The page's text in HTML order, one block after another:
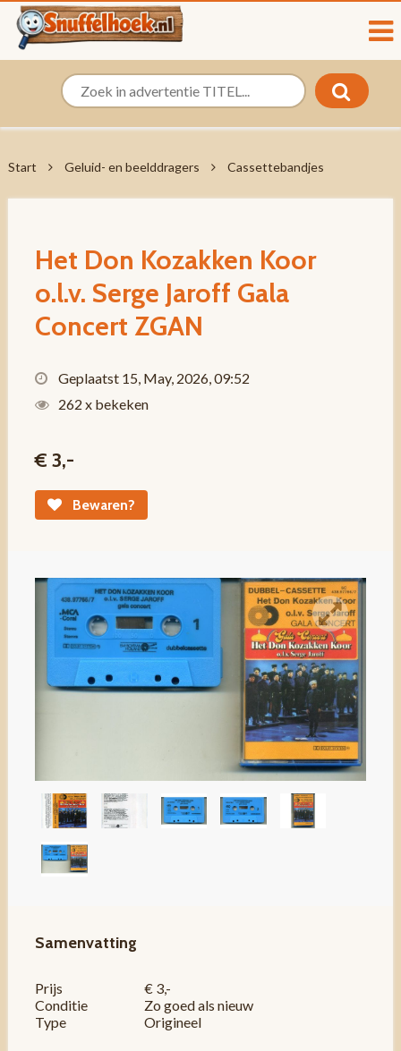
Start Geluid- en beelddragers Cassettebandjes
Het Don Kozakken Koor
o.l.v. Serge Jaroff Gala
Concert ZGAN
Geplaatst 15, May, 2026, 09:52
262 x bekeken
€ 3,-
Bewaren?
Samenvatting
Prijs
€ 3,-
Conditie
Zo goed als nieuw
Type
Origineel